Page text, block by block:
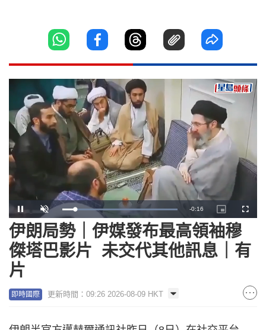
Pause Unmute Loaded:
100.00%
Remaining
Time
-0:15
Picture-
in-
Picture
伊朗局勢｜伊媒發布最高領袖穆
傑塔巴影片 未交代其他訊息｜有
片
即時國際 更新時間：09:26 2026-08-09 HKT